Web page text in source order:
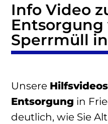
Info Video
Entsorgung
Sperrmüll in
Unsere
Entsorgung in
deutlich, wie Sie